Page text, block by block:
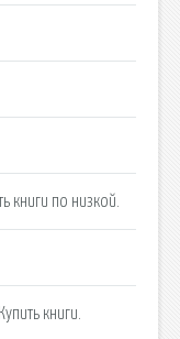
книги по низкой.
книги.